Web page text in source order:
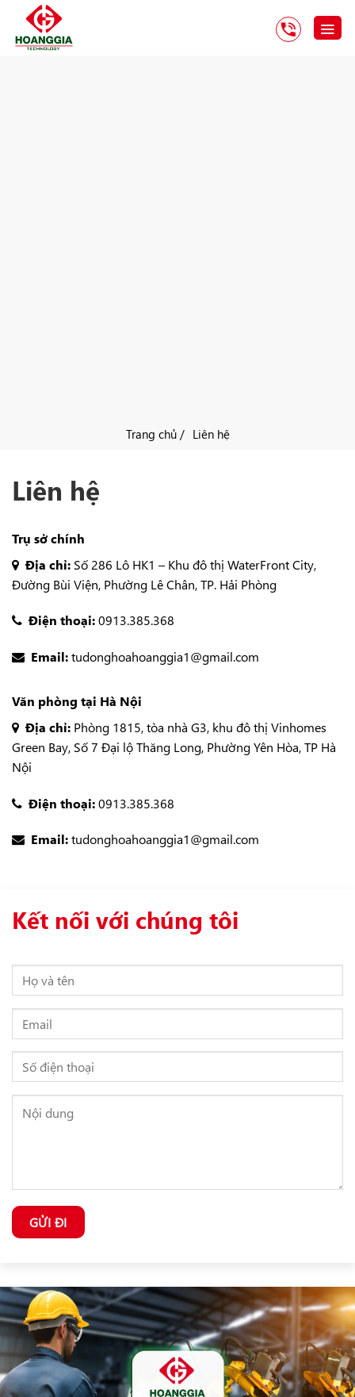
Trang chủ / Liên hệ
Liên hệ
Trụ sở chính
Địa chỉ: Số 286 Lô HK1 – Khu đô thị WaterFront City,
Đường Bùi Viện, Phường Lê Chân, TP. Hải Phòng
Điện thoại:0913.385.368
Email:tudonghoahoanggia1@gmail.com
Văn phòng tại Hà Nội
Địa chỉ: Phòng 1815, tòa nhà G3, khu đô thị Vinhomes
Green Bay, Số 7 Đại lộ Thăng Long, Phường Yên Hòa, TP Hà
Nội
Điện thoại:0913.385.368
Email:tudonghoahoanggia1@gmail.com
Kết nối với chúng tôi